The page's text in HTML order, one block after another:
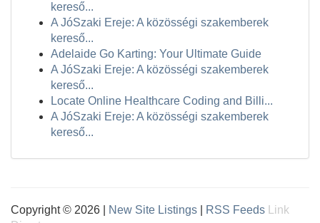
kereső...
A JóSzaki Ereje: A közösségi szakemberek
kereső...
Adelaide Go Karting: Your Ultimate Guide
A JóSzaki Ereje: A közösségi szakemberek
kereső...
Locate Online Healthcare Coding and Billi...
A JóSzaki Ereje: A közösségi szakemberek
kereső...
Copyright © 2026 | New Site Listings RSS Feeds
Link